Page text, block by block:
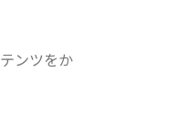
ンツをか